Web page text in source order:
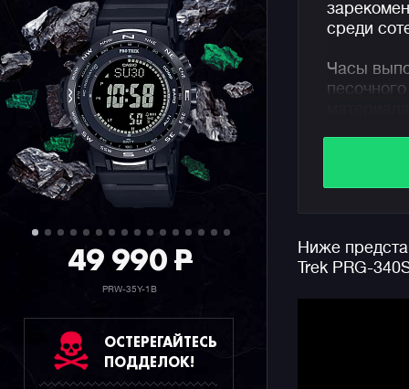
49 990P
PRW-35Y-1B
ОСТЕРЕГАЙТЕСЬ
ПОДДЕЛОК!
среди
Часы
внутри
разных
Ниже
Trek PRG-